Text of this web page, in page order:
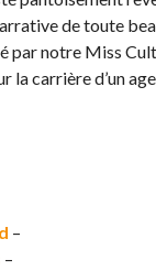
de toute
par notre Miss
la carrière d’un
–
–